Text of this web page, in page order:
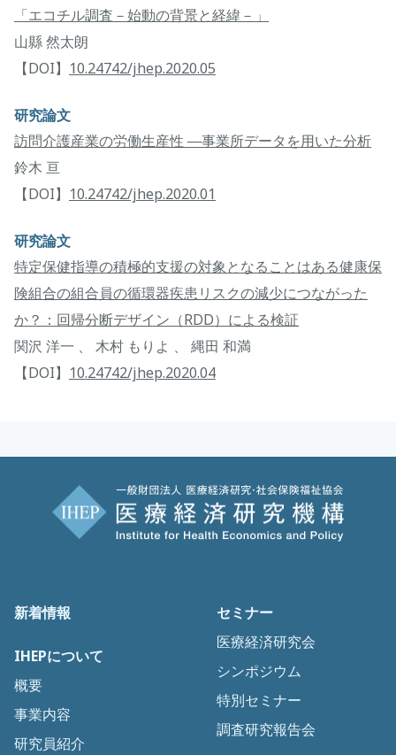
「エコチル調査－始動の背景と経緯－」
山縣 然太朗
【DOI】 10.24742/jhep.2020.05
研究論文
訪問介護産業の労働生産性 ―事業所データを用いた分析
鈴木 亘
【DOI】 10.24742/jhep.2020.01
研究論文
特定保健指導の積極的支援の対象となることはある健康保
険組合の組合員の循環器疾患リスクの減少につながった
か？：回帰分断デザイン（RDD）による検証
関沢 洋一 、 木村 もりよ 、 縄田 和満
【DOI】 10.24742/jhep.2020.04
新着情報
IHEPについて
概要
事業内容
研究員紹介
セミナー
医療経済研究会
シンポジウム
特別セミナー
調査研究報告会